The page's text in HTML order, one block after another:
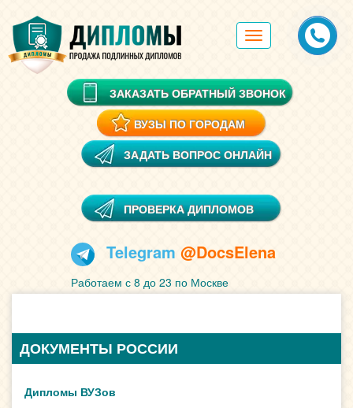
Toggle
navigation
ЗАКАЗАТЬ ОБРАТНЫЙ ЗВОНОК
ВУЗЫ ПО ГОРОДАМ
ЗАДАТЬ ВОПРОС ОНЛАЙН
ПРОВЕРКА ДИПЛОМОВ
Telegram @DocsElena
Работаем с 8 до 23 по Москве
ДОКУМЕНТЫ РОССИИ
Дипломы ВУЗов